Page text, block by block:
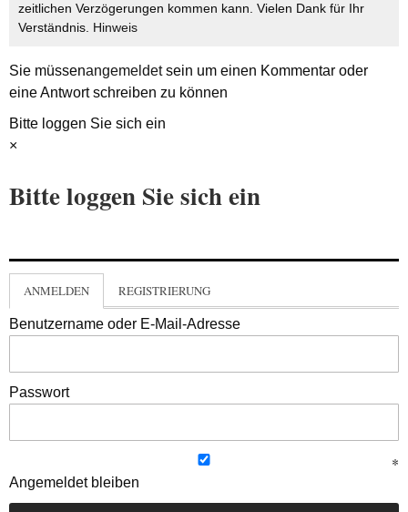
zeitlichen Verzögerungen kommen kann. Vielen Dank für Ihr
Verständnis. Hinweis
Sie müssenangemeldetsein um einen Kommentar oder
eine Antwort schreiben zu können
Bitte loggen Sie sich ein
×
Bitte loggen Sie sich ein
ANMELDEN REGISTRIERUNG
Benutzername oder E-Mail-Adresse
Passwort
Angemeldet bleiben